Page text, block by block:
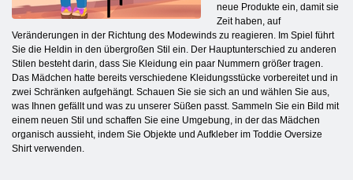
neue Produkte ein, damit sie
Zeit haben, auf
Veränderungen in der Richtung des Modewinds zu reagieren. Im Spiel führt
Sie die Heldin in den übergroßen Stil ein. Der Hauptunterschied zu anderen
Stilen besteht darin, dass Sie Kleidung ein paar Nummern größer tragen.
Das Mädchen hatte bereits verschiedene Kleidungsstücke vorbereitet und in
zwei Schränken aufgehängt. Schauen Sie sie sich an und wählen Sie aus,
was Ihnen gefällt und was zu unserer Süßen passt. Sammeln Sie ein Bild mit
einem neuen Stil und schaffen Sie eine Umgebung, in der das Mädchen
organisch aussieht, indem Sie Objekte und Aufkleber im Toddie Oversize
Shirt verwenden.